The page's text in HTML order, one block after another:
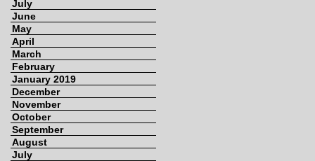
July
June
May
April
March
February
January 2019
December
November
October
September
August
July